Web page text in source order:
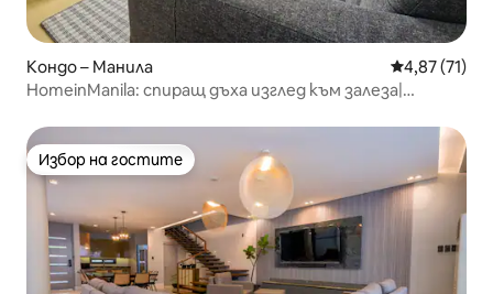
Кондо – Манила Средна
4,87 (71)
HomeinManila: спиращ дъха изглед към залеза|
Избор на гостите
Избор на гостите